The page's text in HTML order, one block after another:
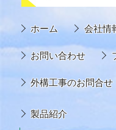
ホーム 会社情
お問い合わせ
外構工事のお問合せ
製品紹介